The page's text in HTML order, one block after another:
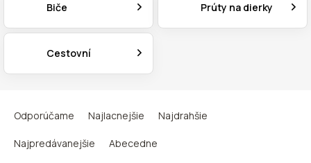
Biče Prúty na dierky
Cestovní
e
Odporúčame Najlacnejšie Najdrahšie
Najpredávanejšie Abecedne